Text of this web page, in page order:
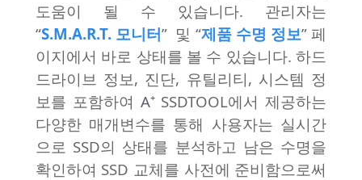
도움이 될 수 있습니다. 관리자는
“S.M.A.R.T. 모니터” 및 “제품 수명 정보” 페
이지에서 바로 상태를 볼 수 있습니다. 하드
드라이브 정보, 진단, 유틸리티, 시스템 정
보를 포함하여 A⁺SSDTOOL에서 제공하는
다양한 매개변수를 통해 사용자는 실시간
으로 SSD의 상태를 분석하고 남은 수명을
확인하여 SSD 교체를 사전에 준비함으로써